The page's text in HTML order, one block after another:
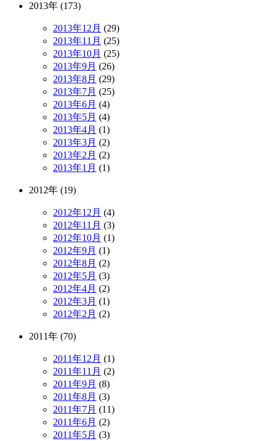
2013年 (173)
2013年12月 (29)
2013年11月 (25)
2013年10月 (25)
2013年9月 (26)
2013年8月 (29)
2013年7月 (25)
2013年6月 (4)
2013年5月 (4)
2013年4月 (1)
2013年3月 (2)
2013年2月 (2)
2013年1月 (1)
2012年 (19)
2012年12月 (4)
2012年11月 (3)
2012年10月 (1)
2012年9月 (1)
2012年8月 (2)
2012年5月 (3)
2012年4月 (2)
2012年3月 (1)
2012年2月 (2)
2011年 (70)
2011年12月 (1)
2011年11月 (2)
2011年9月 (8)
2011年8月 (3)
2011年7月 (11)
2011年6月 (2)
2011年5月 (3)